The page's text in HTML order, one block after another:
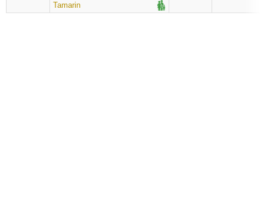
Tamarin